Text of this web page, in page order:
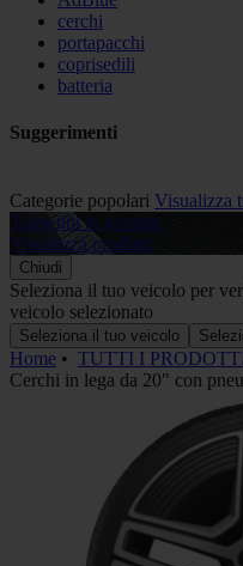
cerchi
portapacchi
coprisedili
batteria
Suggerimenti
Categorie popolari Visualizza
Tappetini in gomma
Visualizza prodotti
Chiudi
Seleziona il tuo veicolo per
veicolo selezionato
Seleziona il tuo veicolo
Home • TUTTI I
Cerchi in lega da 20" con